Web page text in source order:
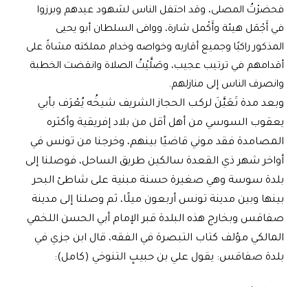
فحضرْتُ المصلى، وقد احتفل الناس لشهود عيدهم وبرزوا
في أَجْمَل هيئة وأَكْمل شارة، ووافى السلطان أبو يحيى
المذكور راكبًا وجميع أقاربه وخواصه وخدام مملكته مشاةً على
أقدامهم في ترتيب عجيب، وصَلَّيْتُ الصلاة وانقضت الخطبة
وانصرف الناس إلى منازلهم.
وبعد مدة تَعَيَّنَ لركب الحجاز الشريف شيخُه يُعْرَف بأبي
يعقوب السوسي من أهل أقل من بلاد إفريقية وأكثره
المصامدة فقد موني قاضيًا بينهم، وخرجنا من تونس في
أواخر شهر ذي القعدة سالكين طريق الساحل، فوصلنا إلى
بلدة سوسة وهي صغيرة حسنة مبنية على شاطئ البحر
بينها وبين مدينة تونس أربعون ميلًا، ثم وصلنا إلى مدينة
صفاقس وبخارج هذه البلدة قبر الإمام أبي الحسن اللخمي
المالكي مؤلف كتاب التبصرة في الفقه، قال ابن جزي في
بلدة صفاقس: يقول علي بن حبيبٍ التنوخي (كامل):